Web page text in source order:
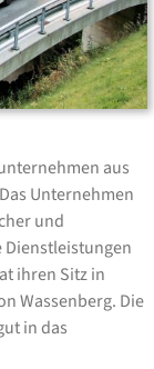
aus
Unternehmen
und
Dienstleistungen
ihren Sitz in
Wassenberg. Die
in das